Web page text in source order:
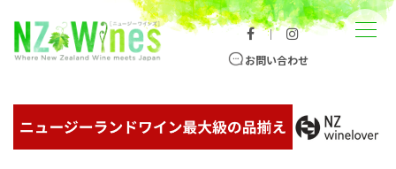
ニュージーランドワイン総合サイト
｜
お問い合わせ
メニュー